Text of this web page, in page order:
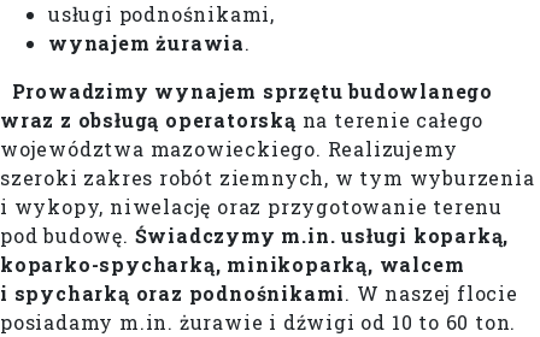
usługi podnośnikami,
wynajem żurawia.
Prowadzimy wynajem sprzętu budowlanego
wraz z obsługą operatorską na terenie całego
województwa mazowieckiego. Realizujemy
szeroki zakres robót ziemnych, w tym wyburzenia
i wykopy, niwelację oraz przygotowanie terenu
pod budowę. Świadczymy m.in. usługi koparką,
koparko-spycharką, minikoparką, walcem
i spycharką oraz podnośnikami. W naszej flocie
posiadamy m.in. żurawie i dźwigi od 10 to 60 ton.